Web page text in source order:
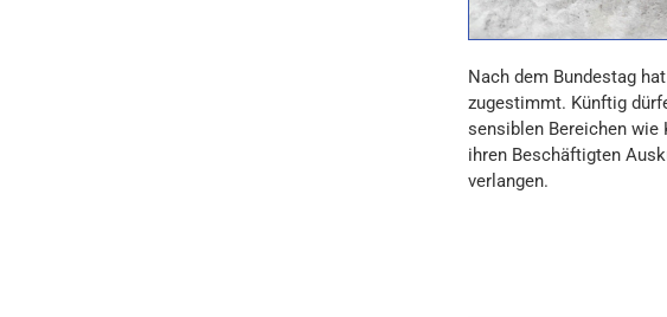
Nach dem Bundestag
zugestimmt. Künftig
sensiblen Bereichen wie
ihren Beschäftigten
verlangen.